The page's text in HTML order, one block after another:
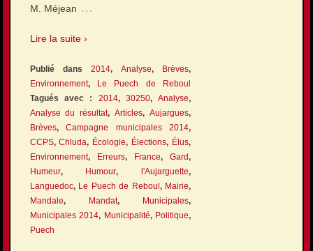
M. Méjean …
Lire la suite ›
Publié dans 2014, Analyse, Brèves,
Environnement, Le Puech de Reboul
Tagués avec : 2014, 30250,Analyse,
Analyse du résultat,Articles,Aujargues,
Brèves,Campagne municipales 2014,
CCPS,Chluda, Écologie, Élections, Élus,
Environnement, Erreurs, France,Gard,
Humeur, Humour,l'Aujarguette,
Languedoc, Le Puech de Reboul, Mairie,
Mandale, Mandat, Municipales,
Municipales 2014, Municipalité, Politique,
Puech